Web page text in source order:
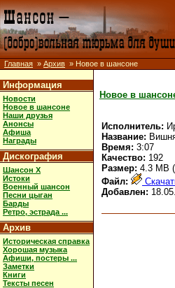
Главная » Архив » Новое в шансоне
Информация
Новости
Новое в шансоне
Наши друзья
Анонсы
Афиша
Награды
Дискография
Шансон X
Истоки
Военный шансон
Песни цыган
Барды
Ретро, эстрада ...
Архив
Историческая справка
Хорошая музыка
Афиши, постеры ...
Заметки
Книги
Тексты песен
Новое в
Исполнитель:
Название:
Время: 3:07
Качество: 192
Размер: 4.3 MB
Файл:
Добавлен: